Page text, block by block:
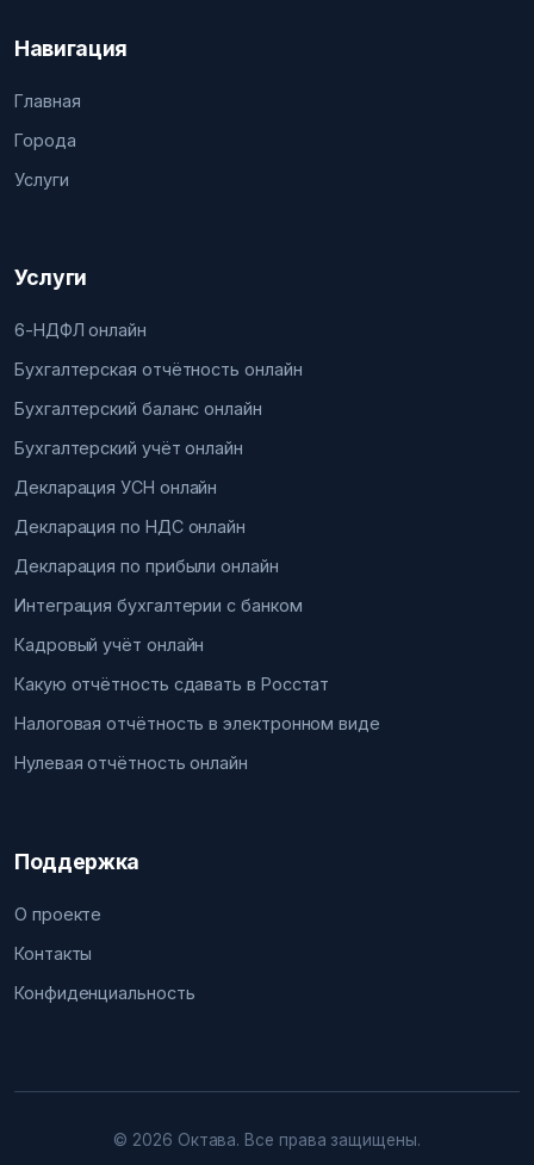
Навигация
Главная
Города
Услуги
Услуги
6-НДФЛ онлайн
Бухгалтерская отчётность онлайн
Бухгалтерский баланс онлайн
Бухгалтерский учёт онлайн
Декларация УСН онлайн
Декларация по НДС онлайн
Декларация по прибыли онлайн
Интеграция бухгалтерии с банком
Кадровый учёт онлайн
Какую отчётность сдавать в Росстат
Налоговая отчётность в электронном виде
Нулевая отчётность онлайн
Поддержка
О проекте
Контакты
Конфиденциальность
© 2026 Октава. Все права защищены.